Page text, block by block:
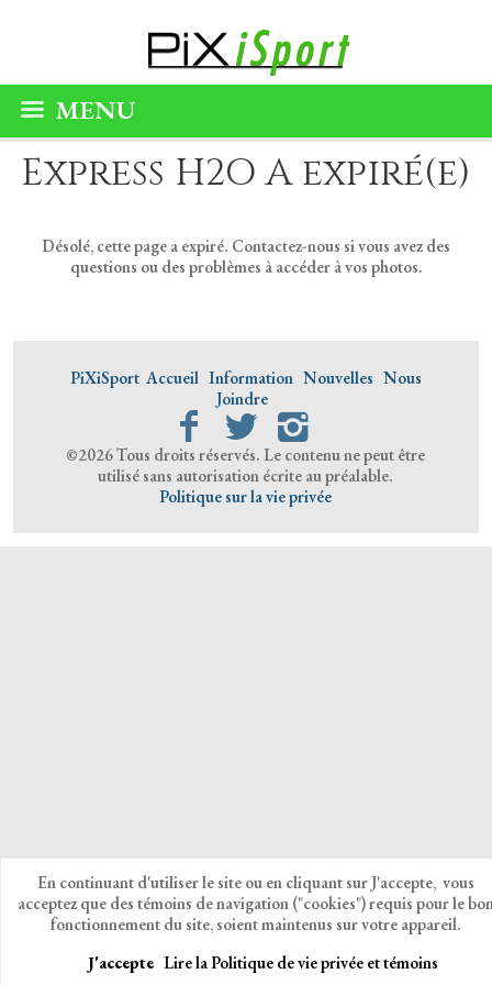
MENU
Express H2O A expiré(e)
Désolé, cette page a expiré. Contactez-nous si vous avez des
questions ou des problèmes à accéder à vos photos.
PiXiSport Accueil Information Nouvelles Nous
Joindre
©2026 Tous droits réservés. Le contenu ne peut être
utilisé sans autorisation écrite au préalable.
Politique sur la vie privée
En continuant d'utiliser le site ou en cliquant sur J'accepte, vous
acceptez que des témoins de navigation ("cookies") requis pour le
fonctionnement du site, soient maintenus sur votre appareil.
J'accepte Lire la Politique de vie privée et témoins